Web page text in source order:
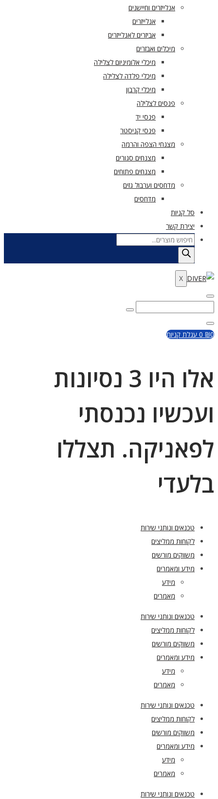
אנלייזרים וחיישנים
אנלייזרים
אביזרים לאנלייזרים
מיכלים ואבזרים
מיכלי אלומיניום לצלילה
מיכלי פלדה לצלילה
מיכלי קרבון
פנסים לצלילה
פנסי יד
פנסי קניסטר
מצנחי הצפה והרמה
מצנחים סגורים
מצנחים פתוחים
מדחסים וערבול גזים
מדחסים
סל קניות
יצירת קשר
Products
search
X
Enter
Keywordfor:
Close
₪0
0 עגלת קניות
אלו היו 3 נסיונות
ועכשיו נכנסתי
לפאניקה. תצללו
בלעדי
טכנאים ונותני שירות
לקוחות ממליצים
משווקים מורשים
מידע ומאמרים
מידע
מאמרים
טכנאים ונותני שירות
לקוחות ממליצים
משווקים מורשים
מידע ומאמרים
מידע
מאמרים
טכנאים ונותני שירות
לקוחות ממליצים
משווקים מורשים
מידע ומאמרים
מידע
מאמרים
טכנאים ונותני שירות